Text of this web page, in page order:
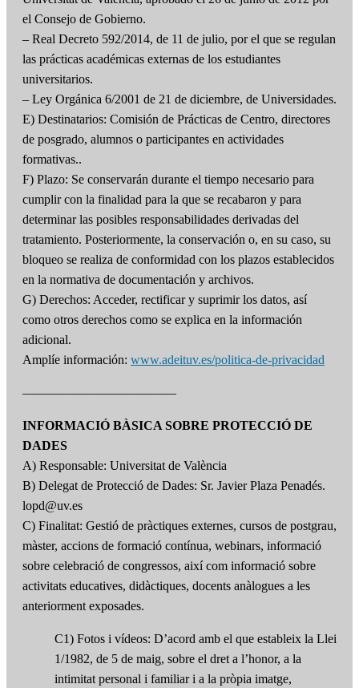
el Consejo de Gobierno.
– Real Decreto 592/2014, de 11 de julio, por el que se regulan
las prácticas académicas externas de los estudiantes
universitarios.
– Ley Orgánica 6/2001 de 21 de diciembre, de Universidades.
E) Destinatarios: Comisión de Prácticas de Centro, directores
de posgrado, alumnos o participantes en actividades
formativas..
F) Plazo: Se conservarán durante el tiempo necesario para
cumplir con la finalidad para la que se recabaron y para
determinar las posibles responsabilidades derivadas del
tratamiento. Posteriormente, la conservación o, en su caso, su
bloqueo se realiza de conformidad con los plazos establecidos
en la normativa de documentación y archivos.
G) Derechos: Acceder, rectificar y suprimir los datos, así
como otros derechos como se explica en la información
adicional.
Amplíe información: www.adeituv.es/politica-de-privacidad
————————————
INFORMACIÓ BÀSICA SOBRE PROTECCIÓ DE
DADES
A) Responsable: Universitat de València
B) Delegat de Protecció de Dades: Sr. Javier Plaza Penadés.
lopd@uv.es
C) Finalitat: Gestió de pràctiques externes, cursos de postgrau,
màster, accions de formació contínua, webinars, informació
sobre celebració de congressos, així com informació sobre
activitats educatives, didàctiques, docents anàlogues a les
anteriorment exposades.
C1) Fotos i vídeos: D’acord amb el que estableix la Llei
1/1982, de 5 de maig, sobre el dret a l’honor, a la
intimitat personal i familiar i a la pròpia imatge,